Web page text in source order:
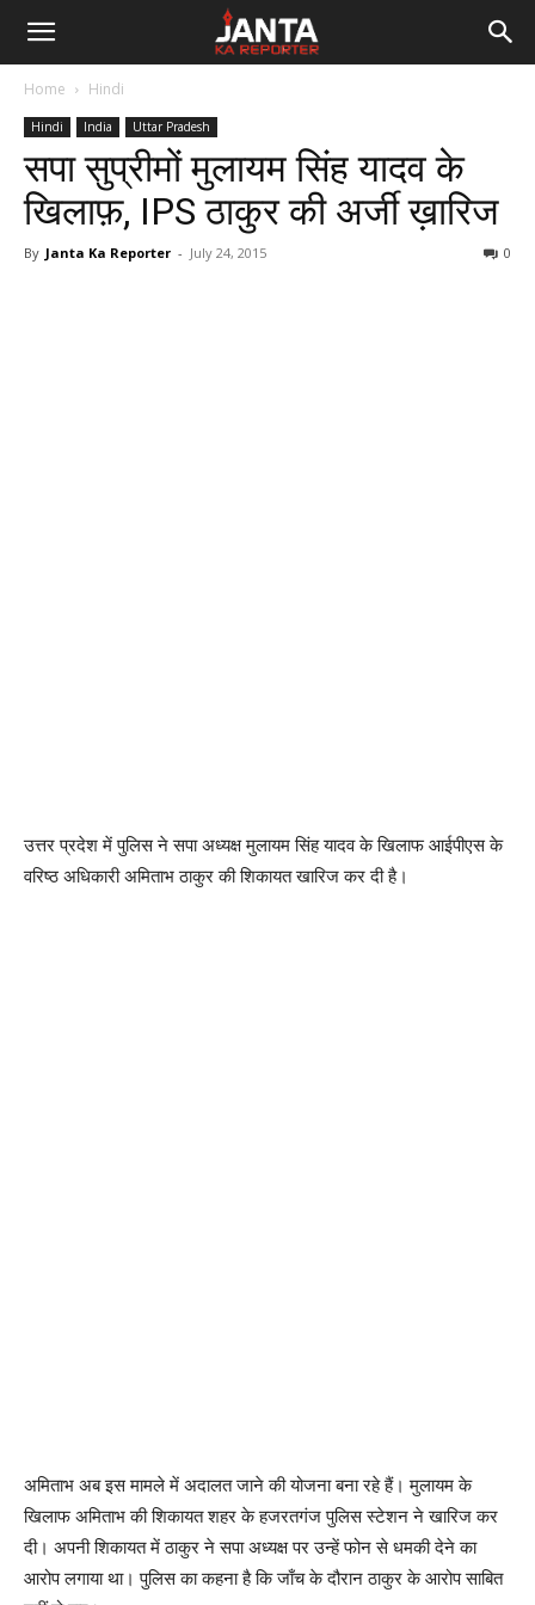
Janta
Reporter
Home Hindi
Hindi India Uttar Pradesh
सपा सुप्रीमों मुलायम सिंह यादव के
खिलाफ़, IPS ठाकुर की अर्जी ख़ारिज
By Janta Ka Reporter - July 24, 2015 0
उत्तर प्रदेश में पुलिस ने सपा अध्यक्ष मुलायम सिंह यादव के खिलाफ आईपीएस के
वरिष्ठ अधिकारी अमिताभ ठाकुर की शिकायत खारिज कर दी है।
अमिताभ अब इस मामले में अदालत जाने की योजना बना रहे हैं। मुलायम के
खिलाफ अमिताभ की शिकायत शहर के हजरतगंज पुलिस स्टेशन ने खारिज कर
दी। अपनी शिकायत में ठाकुर ने सपा अध्यक्ष पर उन्हें फोन से धमकी देने का
आरोप लगाया था। पुलिस का कहना है कि जाँच के दौरान ठाकुर के आरोप साबित